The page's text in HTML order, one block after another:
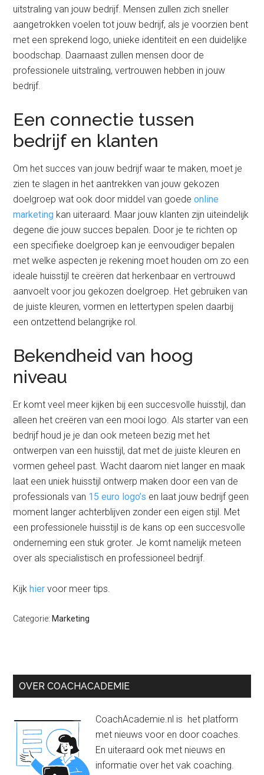
uitstraling van jouw bedrijf. Mensen zullen zich sneller
aangetrokken voelen tot jouw bedrijf, als je voorzien bent
met een sprekend logo, unieke identiteit en een duidelijke
boodschap. Daarnaast zullen mensen door de
professionele uitstraling, vertrouwen hebben in jouw
bedrijf.
Een connectie tussen
bedrijf en klanten
Om het succes van jouw bedrijf waar te maken, moet je
zien te slagen in het aantrekken van jouw gekozen
doelgroep wat ook door middel van goedeonline
marketing kan uiteraard. Maar jouw klanten zijn uiteindelijk
degene die jouw succes bepalen. Door je te richten op
een specifieke doelgroep kan je eenvoudiger bepalen
met welke aspecten je rekening moet houden om zo een
ideale huisstijl te creëren dat herkenbaar en vertrouwd
aanvoelt voor jou gekozen doelgroep. Het gebruiken van
de juiste kleuren, vormen en lettertypen spelen daarbij
een ontzettend belangrijke rol.
Bekendheid van hoog
niveau
Er komt veel meer kijken bij een succesvolle huisstijl, dan
alleen het creëren van een mooi logo. Als starter van een
bedrijf houd je je dan ook meteen bezig met het
ontwerpen van een huisstijl, dat met de juiste kleuren en
vormen geheel past. Wacht daarom niet langer en maak
laat een uniek huisstijl ontwerp maken door een van de
professionals van 15 euro logo’s en laat jouw bedrijf geen
moment langer achterblijven zonder een eigen stijl. Met
een professionele huisstijl is de kans op een succesvolle
onderneming een stuk groter. Je komt namelijk meteen
over als specialistisch en professioneel bedrijf.
Kijkhier voor meer tips.
Categorie: Marketing
Primaire
OVER COACHACADEMIE
CoachAcademie.nl is het platform
met nieuws voor en door coaches.
En uiteraard ook met nieuws en
informatie over het vak coaching.